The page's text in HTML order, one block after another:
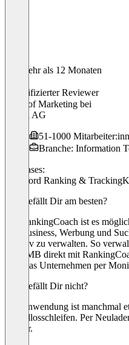
Vor mehr als 12 Monaten
Verifizierter Reviewer
Head of Marketing bei
esentri AG
51-1000
Branche: Information
Use cases:
Keyword Ranking & Tracking
Was gefällt Dir am besten?
Mit RankingCoach ist es
My Business, Werbung und
effektiv zu verwalten. So
via GMB direkt mit
über das Unternehmen per
Was gefällt Dir nicht?
Die Anwendung ist manchmal
in Endlosschleifen. Per
wieder.